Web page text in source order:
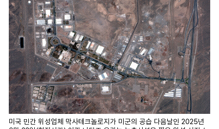
미국 민간 위성업체 막사테크놀로지가 미군의 공습 다음날인 2025년